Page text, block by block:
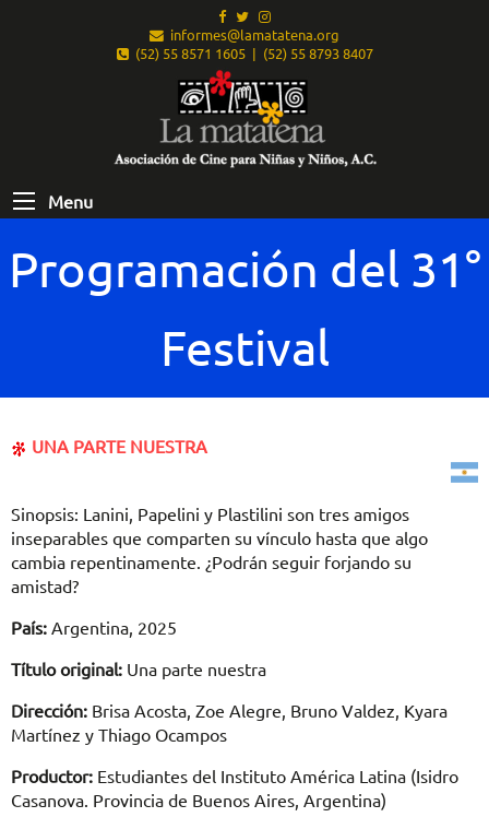
informes@lamatatena.org
(52) 55 8571 1605 | (52) 55 8793 8407
Menu
Programación del 31°
Festival
UNA PARTE NUESTRA
Sinopsis: Lanini, Papelini y Plastilini son tres amigos
inseparables que comparten su vínculo hasta que algo
cambia repentinamente. ¿Podrán seguir forjando su
amistad?
País: Argentina, 2025
Título original: Una parte nuestra
Dirección: Brisa Acosta, Zoe Alegre, Bruno Valdez, Kyara
Martínez y Thiago Ocampos
Productor: Estudiantes del Instituto América Latina (Isidro
Casanova. Provincia de Buenos Aires, Argentina)